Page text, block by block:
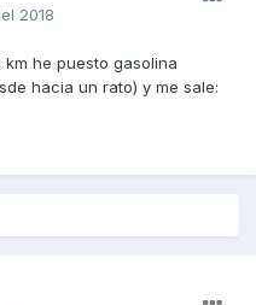
2018
km he puesto gasolina
hacia un rato) y me sale: